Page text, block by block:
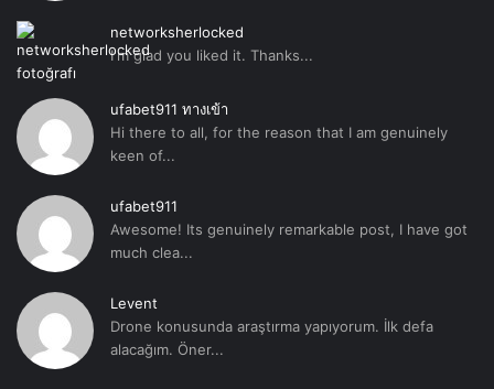
networksherlocked
I'm glad you liked it. Thanks...
ufabet911 ทางเข้า
Hi there to all, for the reason that I am genuinely
keen of...
ufabet911
Awesome! Its genuinely remarkable post, I have got
much clea...
Levent
Drone konusunda araştırma yapıyorum. İlk defa
alacağım. Öner...